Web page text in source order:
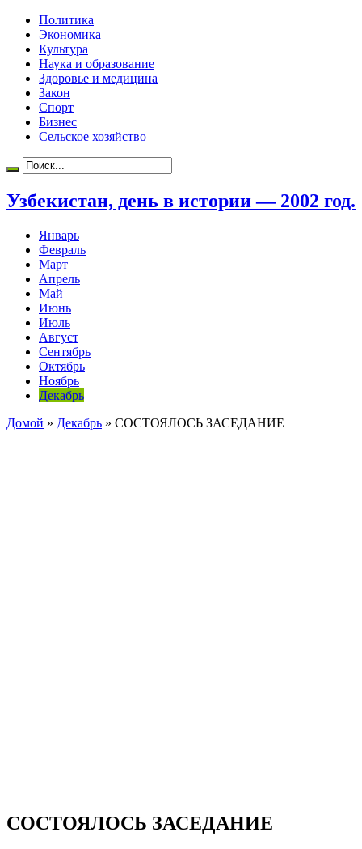
Политика
Экономика
Культура
Наука и образование
Здоровье и медицина
Закон
Спорт
Бизнес
Сельское хозяйство
Узбекистан, день в истории — 2002 год.
Январь
Февраль
Март
Апрель
Май
Июнь
Июль
Август
Сентябрь
Октябрь
Ноябрь
Декабрь
Домой » Декабрь » СОСТОЯЛОСЬ ЗАСЕДАНИЕ
СОСТОЯЛОСЬ ЗАСЕДАНИЕ